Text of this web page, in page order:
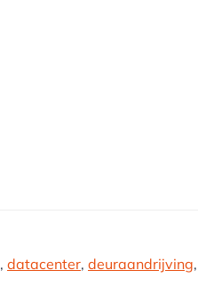
, datacenter, deuraandrijving,